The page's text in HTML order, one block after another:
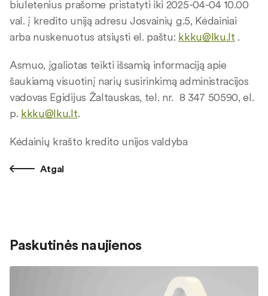
biuletenius prašome pristatyti iki 2025-04-04 10.00
val. į kredito uniją adresu Josvainių g.5, Kėdainiai
arba nuskenuotus atsiųsti el. paštu: kkku@lku.lt .
Asmuo, įgaliotas teikti išsamią informaciją apie
šaukiamą visuotinį narių susirinkimą administracijos
vadovas Egidijus Žaltauskas, tel. nr. 8 347 50590, el.
p. kkku@lku.lt.
Kėdainių krašto kredito unijos valdyba
Atgal
Paskutinės naujienos